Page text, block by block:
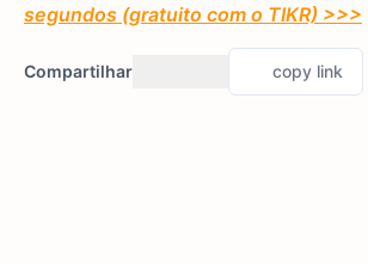
segundos (gratuito com o TIKR) >>>
Compartilhar copy link